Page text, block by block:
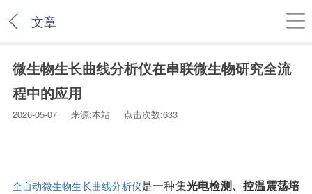
文章
微生物生长曲线分析仪在串联微生物研究全流
程中的应用
2026-05-07 来源:本站 点击次数:633
全自动微生物生长曲线分析仪是一种集光电检测、控温震荡培